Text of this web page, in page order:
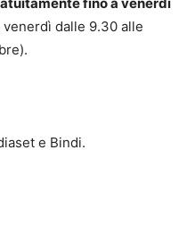
venerdì dalle 9.30 alle
e Bindi.